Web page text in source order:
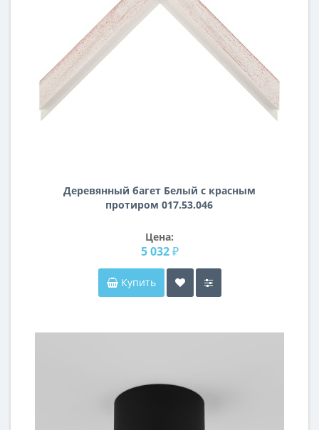
Деревянный багет Белый с красным
протиром 017.53.046
Цена:
5 032 ₽
Купить